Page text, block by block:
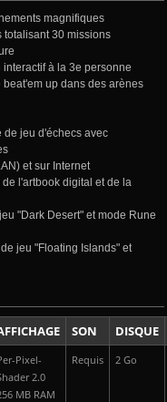
magnifiques
totalisant 30 missions
à la 3e personne
up dans des arènes
de jeu d'échecs avec
et sur Internet
l'artbook digital et de la
"Dark Desert" et mode Rune
jeu "Floating Islands" et
SON DISQUE
Pixel-
2.0
MB RAM
Requis 2 Go